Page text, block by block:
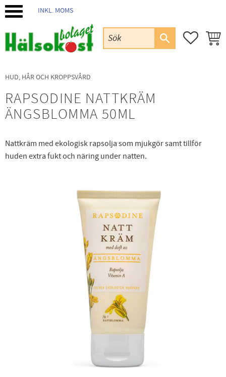
INKL. MOMS
HUD, HÅR OCH KROPPSVÅRD
RAPSODINE NATTKRÄM
ÄNGSBLOMMA 50ML
Nattkräm med ekologisk rapsolja som mjukgör samt tillför
huden extra fukt och näring under natten.